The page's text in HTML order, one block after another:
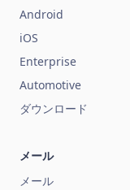
Android
iOS
Enterprise
Automotive
ダウンロード
メール
メール